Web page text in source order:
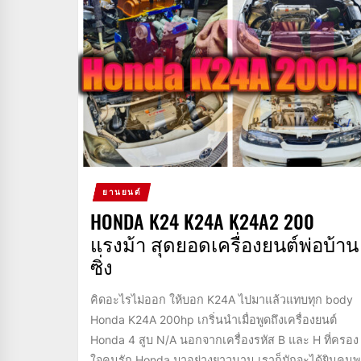
ยานยนต์
HONDA K24 K24A K24A2 200
แรงม้า สุดยอดเครื่องยนต์พ่อบ้าน
ซิ่ง
คิดอะไรไม่ออก ให้บอก K24A ไปมาแล้วแทบทุก body
Honda K24A 200hp เกริ่นนำเมื่อพูดถึงเครื่องยนต์
Honda 4 สูบ N/A นอกจากเครื่องรหัส B และ H ที่ครอง